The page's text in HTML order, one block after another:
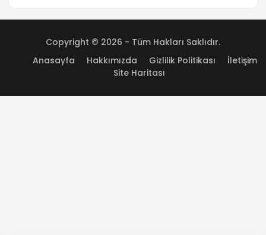
Copyright © 2026 - Tüm Hakları Saklıdır.
Anasayfa
Hakkımızda Gizlilik Politikası
İletişim
Site Haritası